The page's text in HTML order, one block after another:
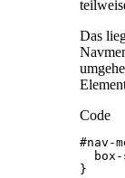
Das
Code
}